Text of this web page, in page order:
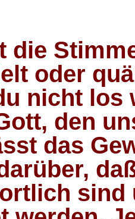
die
oder
nicht los
den
das
sind